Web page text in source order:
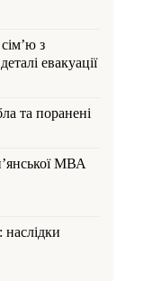
з
евакуації
та поранені
МВА
наслідки